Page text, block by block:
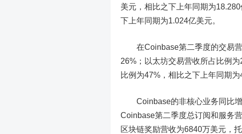
美元，相比之下上年同期为
下上年同期为1.024亿美元。
在Coinbase第二季度的交易
26%；以太坊交易营收所占比例
比例为47%，相比之下上年同期为
Coinbase的非核心业务同比
Coinbase第二季度总订阅和服务
区块链奖励营收为6840万美元 ，